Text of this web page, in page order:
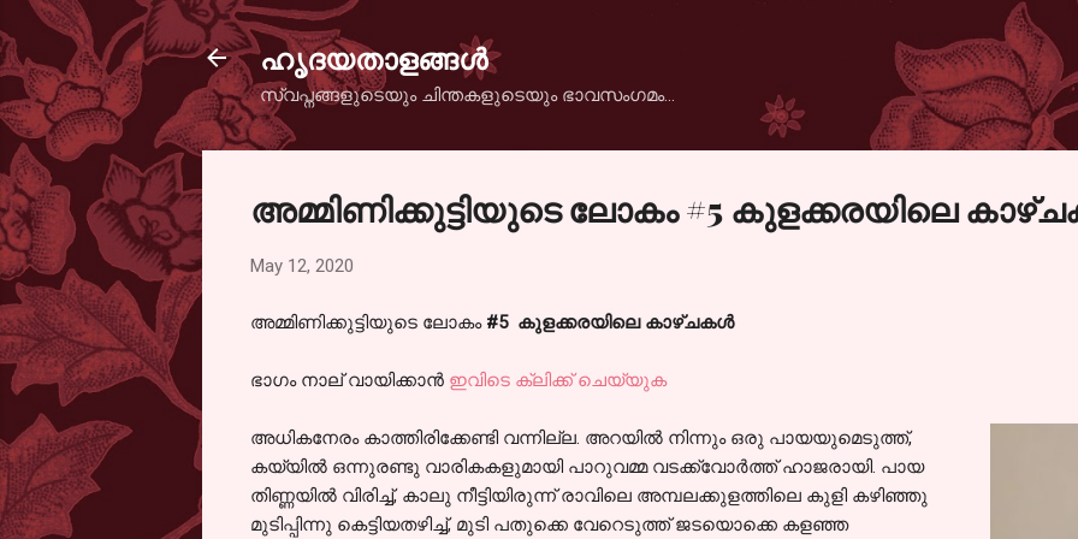
ഹൃദയതാളങ്ങള്‍
സ്വപ്നങ്ങളുടെയും ചിന്തകളുടെയും ഭാവസംഗമം...
അമ്മിണിക്കുട്ടിയുടെ ലോകം #5 കുളക്കരയിലെ
May 12, 2020
അമ്മിണിക്കുട്ടിയുടെ ലോകം #5 കുളക്കരയിലെ കാഴ്ചകൾ
ഭാഗം നാല് വായിക്കാൻ ഇവിടെ ക്ലിക്ക് ചെയ്യുക
അധികനേരം കാത്തിരിക്കേണ്ടി വന്നില്ല. അറയിൽ നിന്നും ഒരു പായയുമെടുത്ത്,
കയ്യിൽ ഒന്നുരണ്ടു വാരികകളുമായി പാറുവമ്മ വടക്ക്വോർത്ത് ഹാജരായി. പായ
തിണ്ണയിൽ വിരിച്ച്, കാലു നീട്ടിയിരുന്ന് രാവിലെ അമ്പലക്കുളത്തിലെ കുളി കഴിഞ്ഞു
മുടിപ്പിന്നു കെട്ടിയതഴിച്ച്, മുടി പതുക്കെ വേറെടുത്ത് ജടയൊക്കെ കളഞ്ഞ